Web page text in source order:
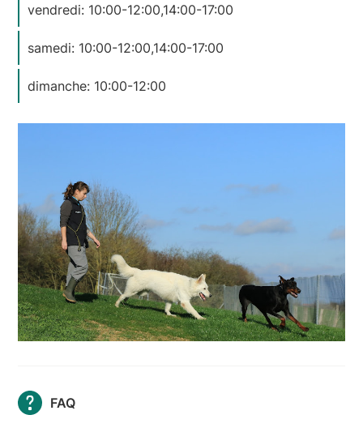
vendredi: 10:00-12:00,14:00-17:00
samedi: 10:00-12:00,14:00-17:00
dimanche: 10:00-12:00
FAQ